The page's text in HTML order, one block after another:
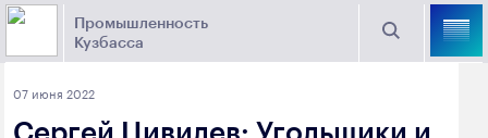
Промышленность
Кузбасса
Поиск
Торговая площадка Кузбасса
07 июня 2022
Сергей Цивилев: Угольщики и